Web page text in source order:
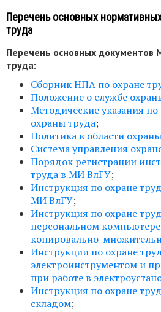
Перечень основных
труда
Перечень основных документов
труда:
Сборник НПА по охране
Положение о службе
Методические указания
охраны труда;
Политика в области
Система управления
Порядок регистрации
труда в МИ ВлГУ;
Инструкция по охране
МИ ВлГУ;
Инструкция по охране
персональном
копировально-
Инструкции по охране
электроинструментом и
при работе в
Инструкция по охране
складом;